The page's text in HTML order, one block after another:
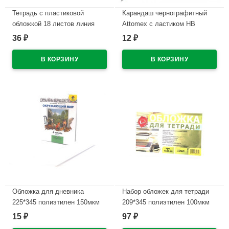
Тетрадь с пластиковой
обложкой 18 листов линия
ErichKrause Классика
ассорти арт.56357
36 ₽
Карандаш чернографитный
Attomex с ластиком НВ
зеленый корпус, пластиковый
12 ₽
Обложка для дневника
225*345 полиэтилен 150мкм
М арт Д150-100
15 ₽
Набор обложек для тетради
209*345 полиэтилен 100мкм
10 штук в наборе арт Т100-10
97 ₽